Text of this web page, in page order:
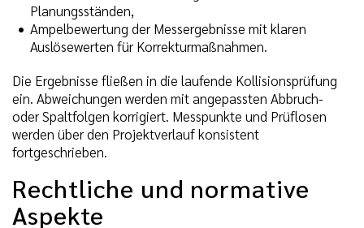
Planungsständen,
Ampelbewertung der Messergebnisse mit klaren
Auslösewerten für Korrekturmaßnahmen.
Die Ergebnisse fließen in die laufende Kollisionsprüfung
ein. Abweichungen werden mit angepassten Abbruch-
oder Spaltfolgen korrigiert. Messpunkte und Prüflosen
werden über den Projektverlauf konsistent
fortgeschrieben.
Rechtliche und normative
Aspekte